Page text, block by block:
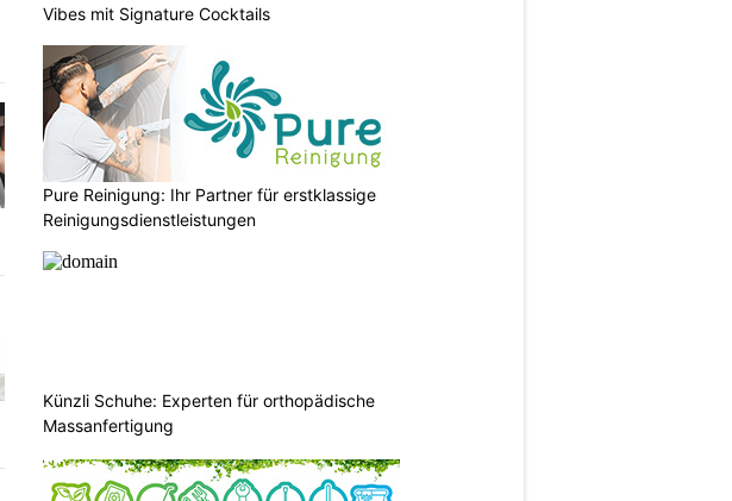
Vibes mit Signature Cocktails
Pure Reinigung: Ihr Partner für erstklassige
Reinigungsdienstleistungen
Künzli Schuhe: Experten für orthopädische
Massanfertigung